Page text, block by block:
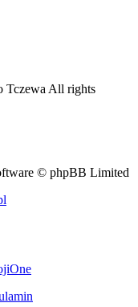
Tczewa All rights
© phpBB Limited